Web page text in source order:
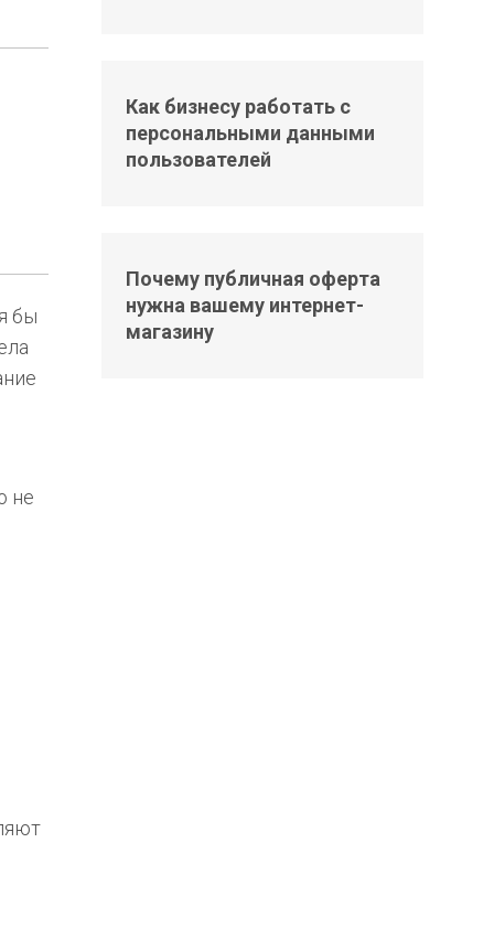
бы
не
Как бизнесу работать с
персональными данными
пользователей
Почему публичная оферта
нужна вашему интернет-
магазину